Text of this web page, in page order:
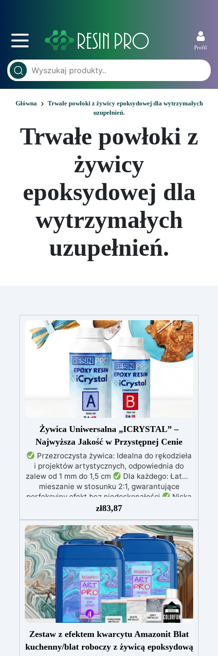
Profil
Główna
Trwałe powłoki z żywicy epoksydowej dla wytrzymałych
uzupełnień.
Trwałe powłoki z
żywicy
epoksydowej dla
wytrzymałych
uzupełnień.
Żywica Uniwersalna „ICRYSTAL” –
Najwyższa Jakość w Przystępnej Cenie
Przezroczysta żywica: Idealna do rękodzieła
i projektów artystycznych, odpowiednia do
zalew od 1 mm do 1,5 cm
Dla każdego: Łatwe
mieszanie w stosunku 2:1, gwarantujące
perfekcyjny efekt bez niedoskonałości
Niska
lepkość: Zapewnia odlewy bez pęcherzyków,
kompatybilna z drewnem, silikonem, szkłem,
metalem i innymi materiałami
Bezpieczna po
utwardzeniu: Nietoksyczna, bezpieczna dla
skóry, wolna od BPA i rozpuszczalników (VOC
Free)
Błyszcząca i samopoziomująca: Z
filtrami UV przeciw żółknięciu dla trwałego i
lśniącego wykończenia
zł83,87
Zestaw z efektem kwarcytu Amazonit Blat
kuchenny/blat roboczy z żywicą epoksydową